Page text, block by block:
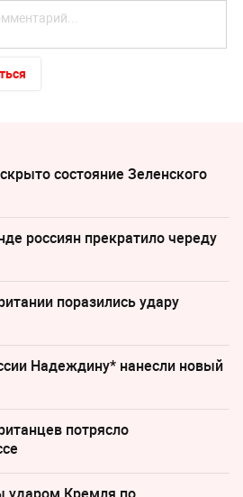
состояние Зеленского
россиян прекратило череду
поразились удару
Надеждину* нанесли новый
потрясло